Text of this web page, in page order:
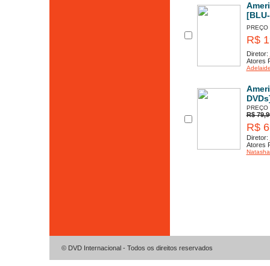
PREÇO
R$
Diretor:
Atores
PREÇO
R$
R$
Diretor:
Atores
© DVD Internacional - Todos os direitos reservados